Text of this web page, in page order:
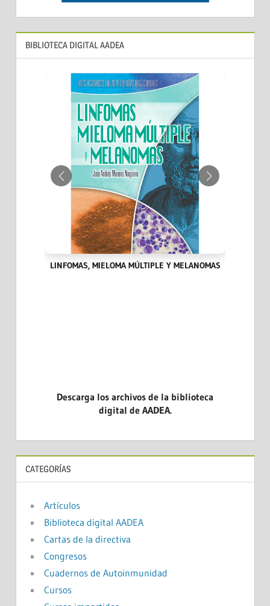
BIBLIOTECA DIGITAL AADEA
LINFOMAS, MIELOMA MÚLTIPLE Y MELANOMAS
Descarga los archivos de la biblioteca
digital de AADEA.
CATEGORÍAS
Artículos
Biblioteca digital AADEA
Cartas de la directiva
Congresos
Cuadernos de Autoinmunidad
Cursos